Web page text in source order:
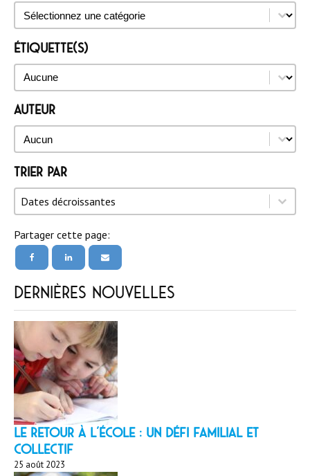
Catégorie(s)
Catégorie(s)
Étiquette(s)
Étiquette(s)
Étiquette(s)
Auteur
Auteur
Auteur
Trier par
Trier par
Trier par
Dates décroissantes
Trier par
Partager cette page:
Dernières nouvelles
LE RETOUR À L’ÉCOLE : un défi familial et
collectif
25 août 2023